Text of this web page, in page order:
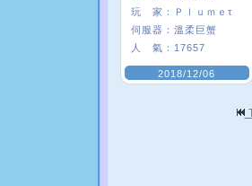
玩 家：
Ｐｌｕｍｅτ
伺服器： 溫柔巨蟹
人 氣： 17657
2018/12/06